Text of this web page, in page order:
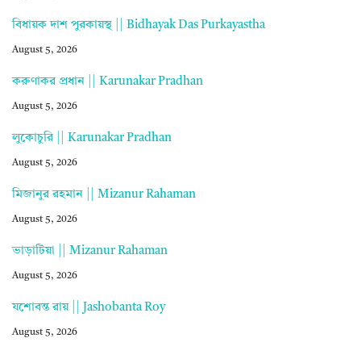
বিধায়ক দাশ পুরকায়স্থ || Bidhayak Das Purkayastha
August 5, 2026
করুণাকর প্রধান || Karunakar Pradhan
August 5, 2026
লুকোচুরি || Karunakar Pradhan
August 5, 2026
মিজানুর রহমান || Mizanur Rahaman
August 5, 2026
ভাড়াটিয়া || Mizanur Rahaman
August 5, 2026
যশোবন্ত রায় || Jashobanta Roy
August 5, 2026